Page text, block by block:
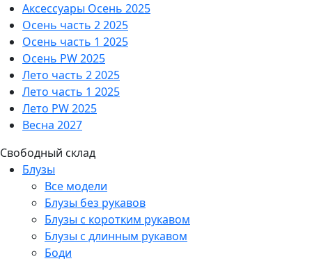
Аксессуары Осень 2025
Осень часть 2 2025
Осень часть 1 2025
Осень PW 2025
Лето часть 2 2025
Лето часть 1 2025
Лето PW 2025
Весна 2027
Свободный склад
Блузы
Все модели
Блузы без рукавов
Блузы с коротким рукавом
Блузы с длинным рукавом
Боди